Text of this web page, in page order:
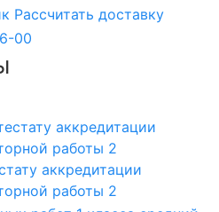
Рассчитать доставку
00
аккредитации
работы 2